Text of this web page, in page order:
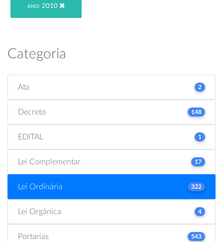
ANO: 2010
Categoria
Ata 2
Decreto 148
EDITAL 1
Lei Complementar 17
Lei Ordinária 322
Lei Orgânica 4
Portarias 543